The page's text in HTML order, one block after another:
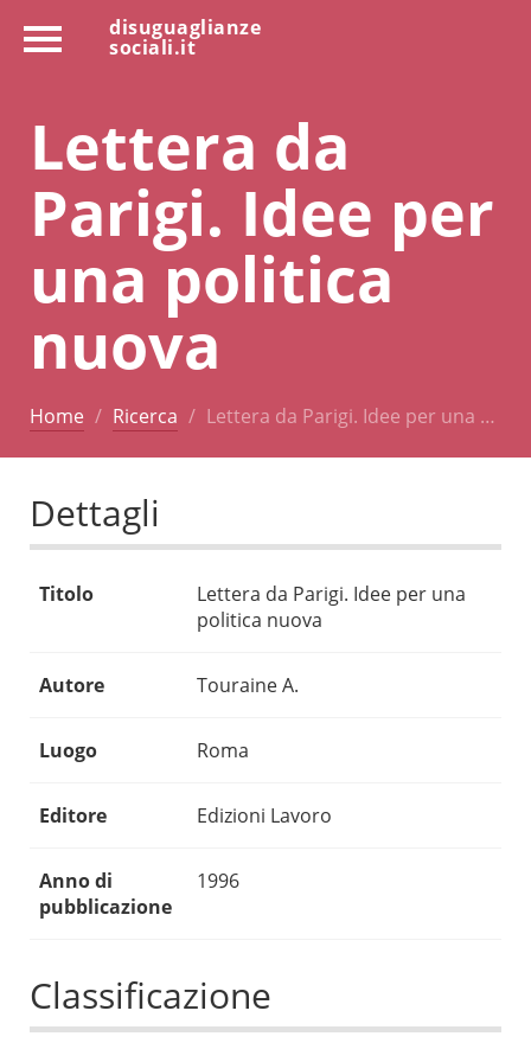
disuguaglianze
sociali.it
Lettera da
Parigi. Idee per
una politica
nuova
Home Ricerca Lettera da Parigi. Idee per una …
Dettagli
Titolo
Lettera da Parigi. Idee per una
politica nuova
Autore Touraine A.
Luogo Roma
Editore Edizioni Lavoro
Anno di
pubblicazione
1996
Classificazione